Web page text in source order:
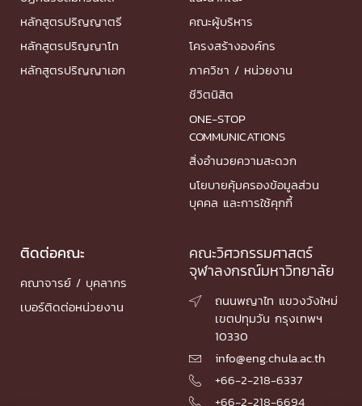
หลักสูตรปริญญาตรี
หลักสูตรปริญญาโท
หลักสูตรปริญญาเอก
คณะผู้บริหาร
โครงสร้างองค์กร
ภาควิชา / หน่วยงาน
ชีวิตนิสิต
ONE-STOP
COMMUNICATIONS
สิ่งอำนวยความสะดวก
นโยบายคุ้มครองข้อมูลส่วน
บุคคล และการใช้คุกกี้
ติดต่อคณะ
คณาจารย์ / บุคลากร
เบอร์ติดต่อหน่วยงาน
คณะวิศวกรรมศาสตร์
จุฬาลงกรณ์มหาวิทยาลัย

ถนนพญาไท แขวงวังใหม่
เขตปทุมวัน กรุงเทพฯ
10330
 info@eng.chula.ac.th
 +66-2-218-6337
 +66-2-218-6694